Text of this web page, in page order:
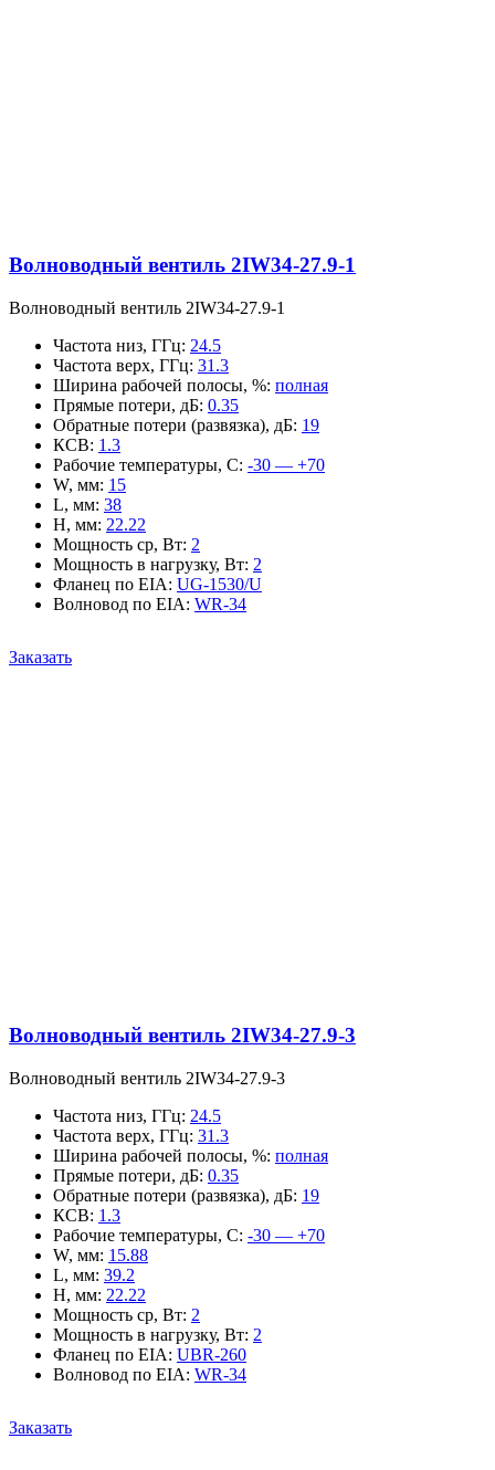
Волноводный вентиль 2IW34-27.9-1
Волноводный вентиль 2IW34-27.9-1
Частота низ, ГГц: 24.5
Частота верх, ГГц: 31.3
Ширина рабочей полосы, %: полная
Прямые потери, дБ: 0.35
Обратные потери (развязка), дБ: 19
КСВ: 1.3
Рабочие температуры, С: -30 — +70
W, мм: 15
L, мм: 38
H, мм: 22.22
Мощность ср, Вт: 2
Мощность в нагрузку, Вт: 2
Фланец по EIA: UG-1530/U
Волновод по EIA: WR-34
Заказать
Волноводный вентиль 2IW34-27.9-3
Волноводный вентиль 2IW34-27.9-3
Частота низ, ГГц: 24.5
Частота верх, ГГц: 31.3
Ширина рабочей полосы, %: полная
Прямые потери, дБ: 0.35
Обратные потери (развязка), дБ: 19
КСВ: 1.3
Рабочие температуры, С: -30 — +70
W, мм: 15.88
L, мм: 39.2
H, мм: 22.22
Мощность ср, Вт: 2
Мощность в нагрузку, Вт: 2
Фланец по EIA: UBR-260
Волновод по EIA: WR-34
Заказать